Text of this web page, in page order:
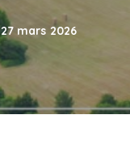
27 mars 2026